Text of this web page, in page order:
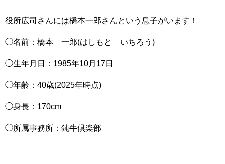
役所広司さんには橋本一郎さんという息子がいます！
◯名前：橋本 一郎(はしもと いちろう)
◯生年月日：1985年10月17日
◯年齢：40歳(2025年時点)
◯身長：170cm
◯所属事務所：鈍牛倶楽部